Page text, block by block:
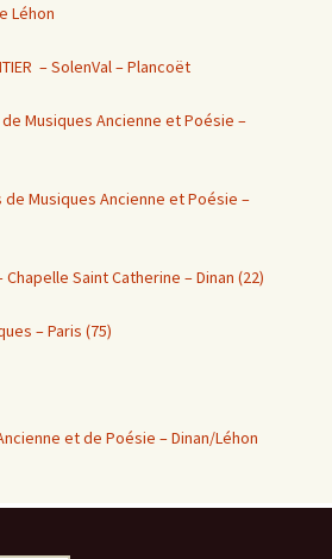
Léhon
– SolenVal – Plancoët
Musiques Ancienne et Poésie –
de Musiques Ancienne et Poésie –
Saint Catherine – Dinan (22)
– Paris (75)
et de Poésie – Dinan/Léhon